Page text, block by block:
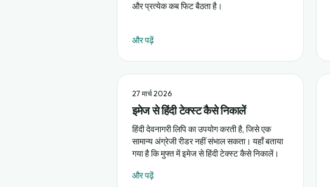
और प्रत्येक कब फिट बैठता है।
और पढ़ें
27 मार्च 2026
इमेज से हिंदी टेक्स्ट कैसे निकालें
हिंदी देवनागरी लिपि का उपयोग करती है, जिसे एक
सामान्य अंग्रेजी रीडर नहीं संभाल सकता। यहाँ बताया
गया है कि मुफ्त में इमेज से हिंदी टेक्स्ट कैसे निकालें।
और पढ़ें